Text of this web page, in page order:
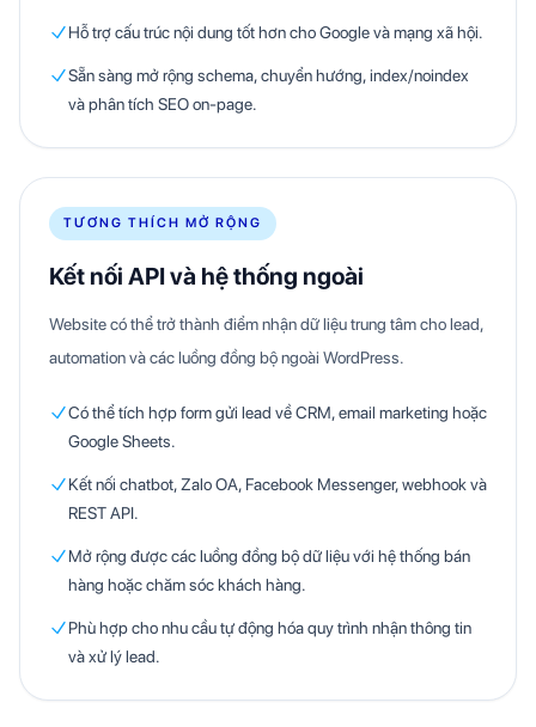
Hỗ trợ cấu trúc nội dung tốt hơn cho Google và mạng xã hội.
Sẵn sàng mở rộng schema, chuyển hướng, index/noindex
và phân tích SEO on-page.
TƯƠNG THÍCH MỞ RỘNG
Kết nối API và hệ thống ngoài
Website có thể trở thành điểm nhận dữ liệu trung tâm cho lead,
automation và các luồng đồng bộ ngoài WordPress.
Có thể tích hợp form gửi lead về CRM, email marketing hoặc
Google Sheets.
Kết nối chatbot, Zalo OA, Facebook Messenger, webhook và
REST API.
Mở rộng được các luồng đồng bộ dữ liệu với hệ thống bán
hàng hoặc chăm sóc khách hàng.
Phù hợp cho nhu cầu tự động hóa quy trình nhận thông tin
và xử lý lead.